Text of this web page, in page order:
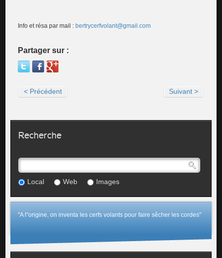
Info et résa par mail : bertrycerfvolant@gmail.com
Partager sur :
< Précédent Suivant >
Recherche
Local Web Images
"A l"origine, on inventa les cerfs volants pour faire sêcher les cordes"